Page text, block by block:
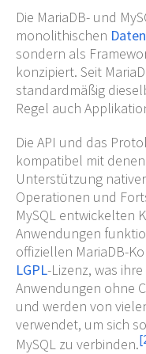
Die MariaDB- und
monolithischen
sondern als
konzipiert. Seit
standardmäßig
Regel auch
Die API und das
kompatibel mit
Unterstützung
Operationen und
MySQL entwickelten
Anwendungen
offiziellen MariaDB-
LGPL-Lizenz, was
Anwendungen ohne
und werden von
verwendet, um sich
MySQL zu verbinden.[